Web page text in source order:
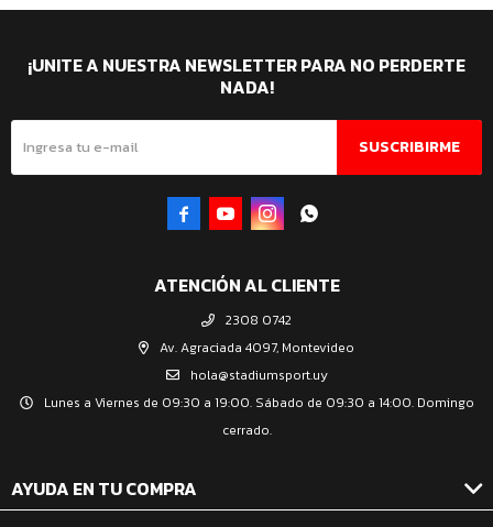
ATENCIÓN AL CLIENTE
2308 0742
Av. Agraciada 4097, Montevideo
hola@stadiumsport.uy
Lunes a Viernes de 09:30 a 19:00. Sábado de 09:30 a 14:00. Domingo
cerrado.
AYUDA EN TU COMPRA
¡UNITE A NUESTRA NEWSLETTER PARA NO PERDERTE
NADA!
SUSCRIBIRME
   